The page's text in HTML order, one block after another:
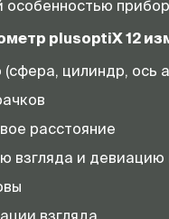
особенностью
plusoptiX 12
цилиндр, ось
расстояние
взгляда и девиацию
взгляда